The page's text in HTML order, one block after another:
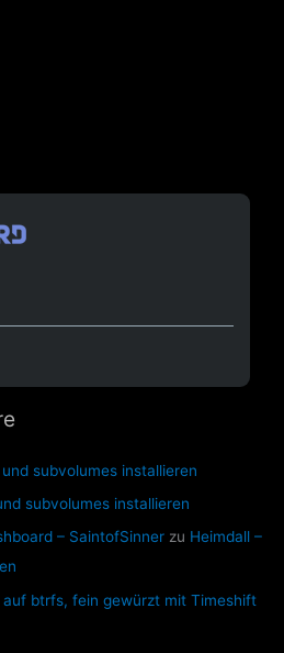
subvolumes installieren
subvolumes installieren
– SaintofSinner zu Heimdall –
auf btrfs, fein gewürzt mit Timeshift